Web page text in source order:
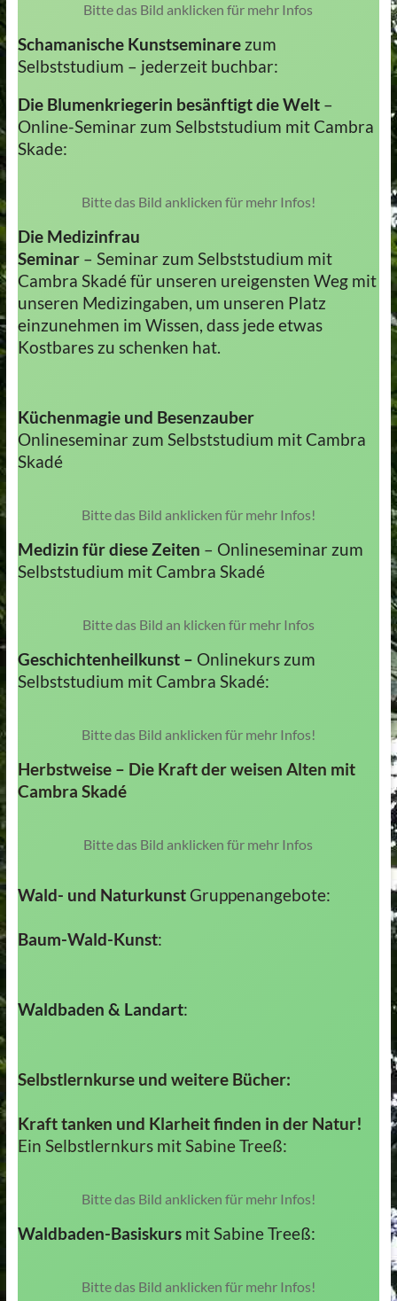
Bitte das Bild anklicken für mehr Infos
Schamanische Kunstseminarezum
Selbststudium – jederzeit buchbar:
Die Blumenkriegerin besänftigt die Welt–
Online-Seminar zum Selbststudium mit Cambra
Skade:
Bitte das Bild anklicken für mehr Infos!
Die Medizinfrau
Seminar – Seminar zum Selbststudium mit
Cambra Skadé für unseren ureigensten Weg mit
unseren Medizingaben, um unseren Platz
einzunehmen im Wissen, dass jede etwas
Kostbares zu schenken hat.
Küchenmagie und Besenzauber
Onlineseminar zum Selbststudium mit Cambra
Skadé
Bitte das Bild anklicken für mehr Infos!
Medizin für diese Zeiten – Onlineseminar zum
Selbststudium mit Cambra Skadé
Bitte das Bild an klicken für mehr Infos
Geschichtenheilkunst – Onlinekurs zum
Selbststudium mit Cambra Skadé:
Bitte das Bild anklicken für mehr Infos!
Herbstweise – Die Kraft der weisen Alten mit
Cambra Skadé
Bitte das Bild anklicken für mehr Infos
Wald- und Naturkunst Gruppenangebote:
Baum-Wald-Kunst:
Waldbaden & Landart:
Selbstlernkurse und weitere Bücher:
Kraft tanken und Klarheit finden in der Natur!
Ein Selbstlernkurs mit Sabine Treeß:
Bitte das Bild anklicken für mehr Infos!
Waldbaden-Basiskursmit Sabine Treeß:
Bitte das Bild anklicken für mehr Infos!